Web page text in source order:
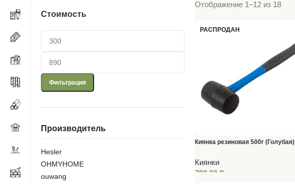
Стоимость
Фильтрация
Производитель
Hesler
OHMYHOME
ouwang
Отображение 1–12 из 18
РАСПРОДАН
Киянка резиновая 500г (Голубая)
Киянки
700,00 ₽